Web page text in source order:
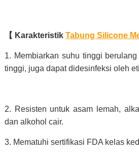
【 Karakteristik Tabung Silicone
1. Membiarkan suhu tinggi
tinggi, juga dapat didesinfeksi oleh
2. Resisten untuk asam lemah,
dan alkohol cair.
3. Mematuhi sertifikasi FDA kelas